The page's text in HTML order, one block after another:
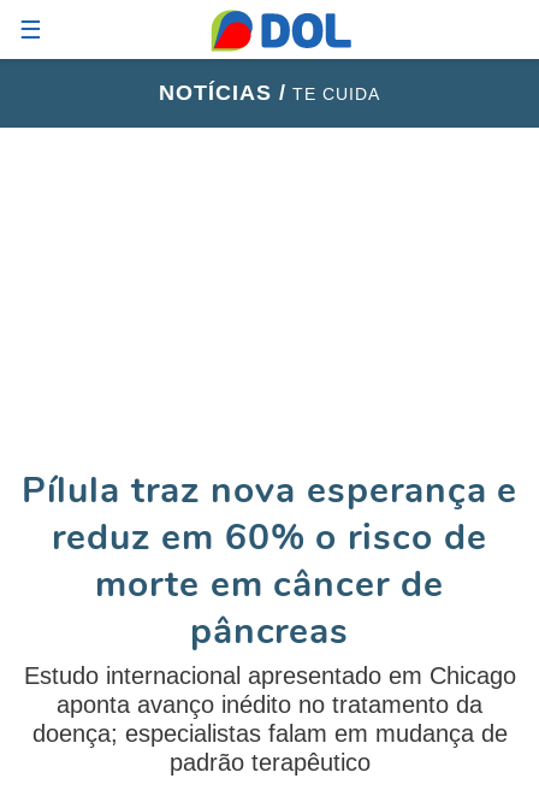
☰
NOTÍCIAS /TE CUIDA
Pílula traz nova esperança e
reduz em 60% o risco de
morte em câncer de
pâncreas
Estudo internacional apresentado em Chicago
aponta avanço inédito no tratamento da
doença; especialistas falam em mudança de
padrão terapêutico